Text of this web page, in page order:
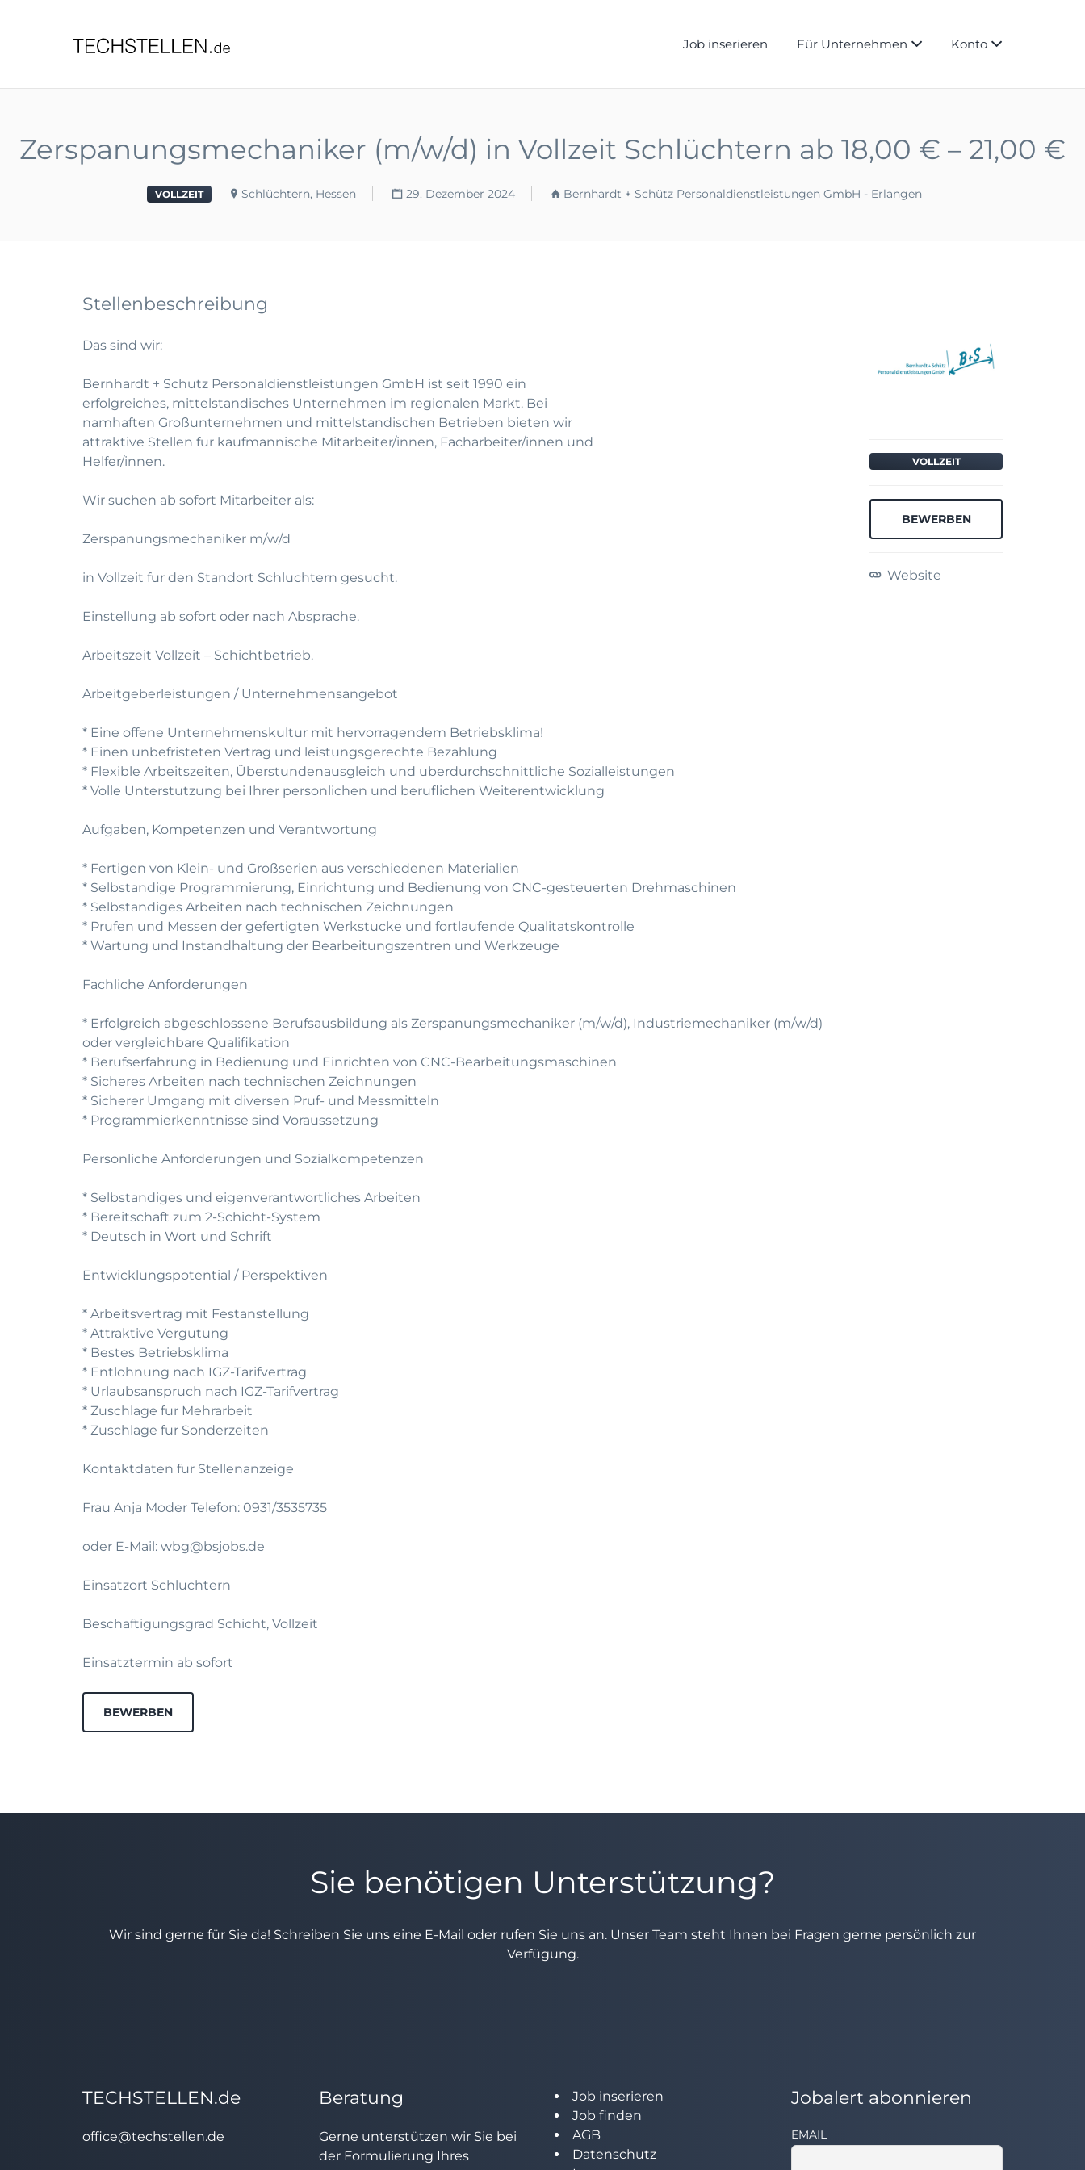
Job inserieren Für Unternehmen Konto
Zerspanungsmechaniker (m/w/d) in Vollzeit Schlüchtern ab 18,00 € – 21,00 €
VOLLZEIT Schlüchtern, Hessen 29. Dezember 2024 Bernhardt + Schütz Personaldienstleistungen GmbH - Erlangen
Stellenbeschreibung
Das sind wir:
Bernhardt + Schutz Personaldienstleistungen GmbH ist seit 1990 ein
erfolgreiches, mittelstandisches Unternehmen im regionalen Markt. Bei
namhaften Großunternehmen und mittelstandischen Betrieben bieten wir
attraktive Stellen fur kaufmannische Mitarbeiter/innen, Facharbeiter/innen und
Helfer/innen.
Wir suchen ab sofort Mitarbeiter als:
Zerspanungsmechaniker m/w/d
in Vollzeit fur den Standort Schluchtern gesucht.
Einstellung ab sofort oder nach Absprache.
Arbeitszeit Vollzeit – Schichtbetrieb.
Arbeitgeberleistungen / Unternehmensangebot
* Eine offene Unternehmenskultur mit hervorragendem Betriebsklima!
* Einen unbefristeten Vertrag und leistungsgerechte Bezahlung
* Flexible Arbeitszeiten, Überstundenausgleich und uberdurchschnittliche Sozialleistungen
* Volle Unterstutzung bei Ihrer personlichen und beruflichen Weiterentwicklung
Aufgaben, Kompetenzen und Verantwortung
* Fertigen von Klein- und Großserien aus verschiedenen Materialien
* Selbstandige Programmierung, Einrichtung und Bedienung von CNC-gesteuerten Drehmaschinen
* Selbstandiges Arbeiten nach technischen Zeichnungen
* Prufen und Messen der gefertigten Werkstucke und fortlaufende Qualitatskontrolle
* Wartung und Instandhaltung der Bearbeitungszentren und Werkzeuge
Fachliche Anforderungen
* Erfolgreich abgeschlossene Berufsausbildung als Zerspanungsmechaniker (m/w/d), Industriemechaniker (m/w/d)
oder vergleichbare Qualifikation
* Berufserfahrung in Bedienung und Einrichten von CNC-Bearbeitungsmaschinen
* Sicheres Arbeiten nach technischen Zeichnungen
* Sicherer Umgang mit diversen Pruf- und Messmitteln
* Programmierkenntnisse sind Voraussetzung
Personliche Anforderungen und Sozialkompetenzen
* Selbstandiges und eigenverantwortliches Arbeiten
* Bereitschaft zum 2-Schicht-System
* Deutsch in Wort und Schrift
Entwicklungspotential / Perspektiven
* Arbeitsvertrag mit Festanstellung
* Attraktive Vergutung
* Bestes Betriebsklima
* Entlohnung nach IGZ-Tarifvertrag
* Urlaubsanspruch nach IGZ-Tarifvertrag
* Zuschlage fur Mehrarbeit
* Zuschlage fur Sonderzeiten
Kontaktdaten fur Stellenanzeige
Frau Anja Moder Telefon: 0931/3535735
oder E-Mail: wbg@bsjobs.de
Einsatzort Schluchtern
Beschaftigungsgrad Schicht, Vollzeit
Einsatztermin ab sofort
BEWERBEN
VOLLZEIT
BEWERBEN
Website
Sie benötigen Unterstützung?
Wir sind gerne für Sie da! Schreiben Sie uns eine E-Mail oder rufen Sie uns an. Unser Team steht Ihnen bei Fragen gerne persönlich zur
Verfügung.
TECHSTELLEN.de
office@techstellen.de
Beratung
Gerne unterstützen wir Sie bei
der Formulierung Ihres
Job inserieren
Job finden
AGB
Datenschutz
Jobalert abonnieren
EMAIL